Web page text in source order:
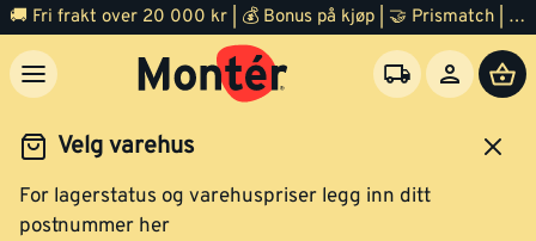
🚚 Fri frakt over 20 000 kr | 💰 Bonus på kjøp | 🤝 Prismatch | ⭐ 100% fornøyd garanti | 🏪 140 byggevarehus
Velg varehus
For lagerstatus og varehuspriser legg inn ditt
postnummer her
Jernvare Småelektrisk